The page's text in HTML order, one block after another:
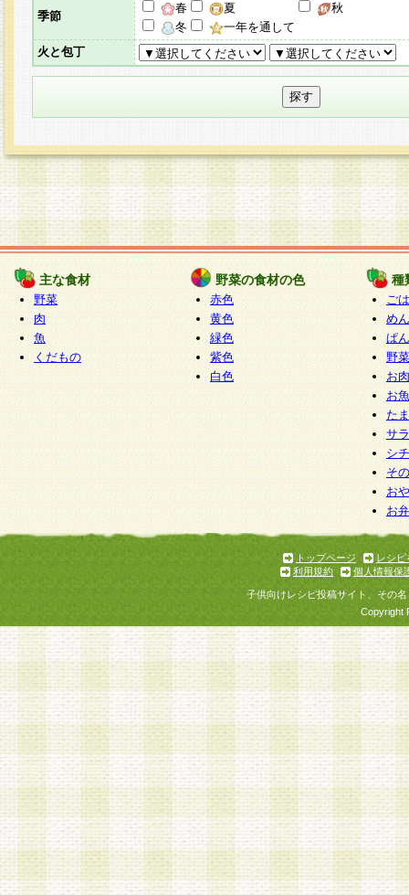
季節
春 夏
秋
冬
一年を通して
火と包丁
主な食材
野菜
肉
魚
くだもの
野菜の食材の色
赤色
黄色
緑色
紫色
白色
種
ご
めん
ぱん
野
お
お
た
サ
シ
そ
お
お
トップページ
レシピ
利用規約
個人情報保
子供向けレシピ投稿サイト、その
Copyright